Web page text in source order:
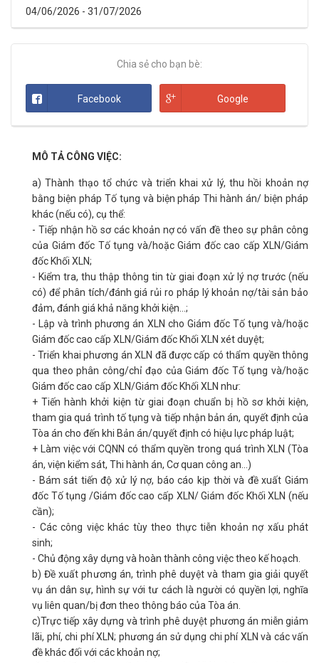
04/06/2026 - 31/07/2026
Chia sẻ cho bạn bè:
Facebook Google
MÔ TẢ CÔNG VIỆC:
a) Thành thạo tổ chức và triển khai xử lý, thu hồi khoản nợ
bằng biện pháp Tố tụng và biện pháp Thi hành án/ biện pháp
khác (nếu có), cụ thể:
- Tiếp nhận hồ sơ các khoản nợ có vấn đề theo sự phân công
của Giám đốc Tố tụng và/hoặc Giám đốc cao cấp XLN/Giám
đốc Khối XLN;
- Kiểm tra, thu thập thông tin từ giai đoạn xử lý nợ trước (nếu
có) để phân tích/đánh giá rủi ro pháp lý khoản nợ/tài sản bảo
đảm, đánh giá khả năng khởi kiện...;
- Lập và trình phương án XLN cho Giám đốc Tố tụng và/hoặc
Giám đốc cao cấp XLN/Giám đốc Khối XLN xét duyệt;
- Triển khai phương án XLN đã được cấp có thẩm quyền thông
qua theo phân công/chỉ đạo của Giám đốc Tố tụng và/hoặc
Giám đốc cao cấp XLN/Giám đốc Khối XLN như:
+ Tiến hành khởi kiện từ giai đoạn chuẩn bị hồ sơ khởi kiện,
tham gia quá trình tố tụng và tiếp nhận bản án, quyết định của
Tòa án cho đến khi Bản án/quyết định có hiệu lực pháp luật;
+ Làm việc với CQNN có thẩm quyền trong quá trình XLN (Tòa
án, viện kiểm sát, Thi hành án, Cơ quan công an...)
- Bám sát tiến độ xử lý nợ, báo cáo kịp thời và đề xuất Giám
đốc Tố tụng /Giám đốc cao cấp XLN/ Giám đốc Khối XLN (nếu
cần);
- Các công việc khác tùy theo thực tiễn khoản nợ xấu phát
sinh;
- Chủ động xây dựng và hoàn thành công việc theo kế hoạch.
b) Đề xuất phương án, trình phê duyệt và tham gia giải quyết
vụ án dân sự, hình sự với tư cách là người có quyền lợi, nghĩa
vụ liên quan/bị đơn theo thông báo của Tòa án.
c)Trực tiếp xây dựng và trình phê duyệt phương án miễn giảm
lãi, phí, chi phí XLN; phương án sử dụng chi phí XLN và các vấn
đề khác đối với các khoản nợ;